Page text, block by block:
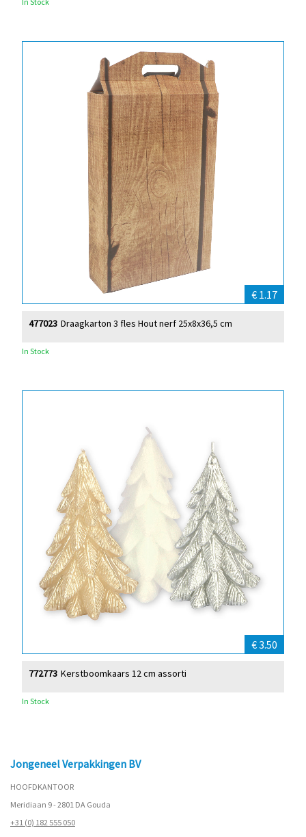
€ 1.17
Draagkarton 3 fles Hout nerf 25x8x36,5 cm
477023
In Stock
€ 3.50
Kerstboomkaars 12 cm assorti
772773
In Stock
Jongeneel Verpakkingen BV
HOOFDKANTOOR
Meridiaan 9 - 2801 DA Gouda
+31 (0) 182 555 050